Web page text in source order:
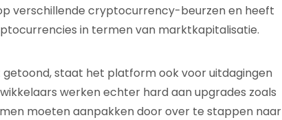
verschillende cryptocurrency-beurzen en heeft
in termen van marktkapitalisatie.
staat het platform ook voor uitdagingen
werken echter hard aan upgrades zoals
moeten aanpakken door over te stappen naar